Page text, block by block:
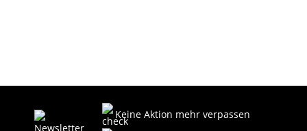
Keine Aktion mehr verpassen